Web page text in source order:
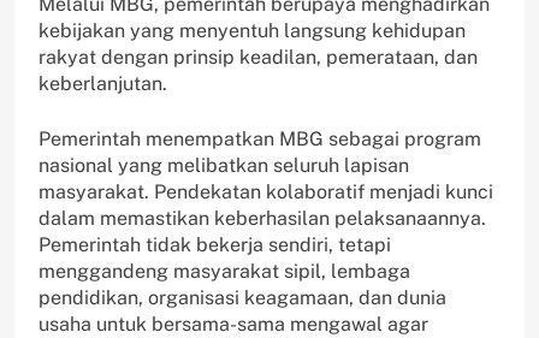
kebijakan yang menyentuh langsung kehidupan
rakyat dengan prinsip keadilan, pemerataan, dan
keberlanjutan.
Pemerintah menempatkan MBG sebagai program
nasional yang melibatkan seluruh lapisan
masyarakat. Pendekatan kolaboratif menjadi kunci
dalam memastikan keberhasilan pelaksanaannya.
Pemerintah tidak bekerja sendiri, tetapi
menggandeng masyarakat sipil, lembaga
pendidikan, organisasi keagamaan, dan dunia
usaha untuk bersama-sama mengawal agar